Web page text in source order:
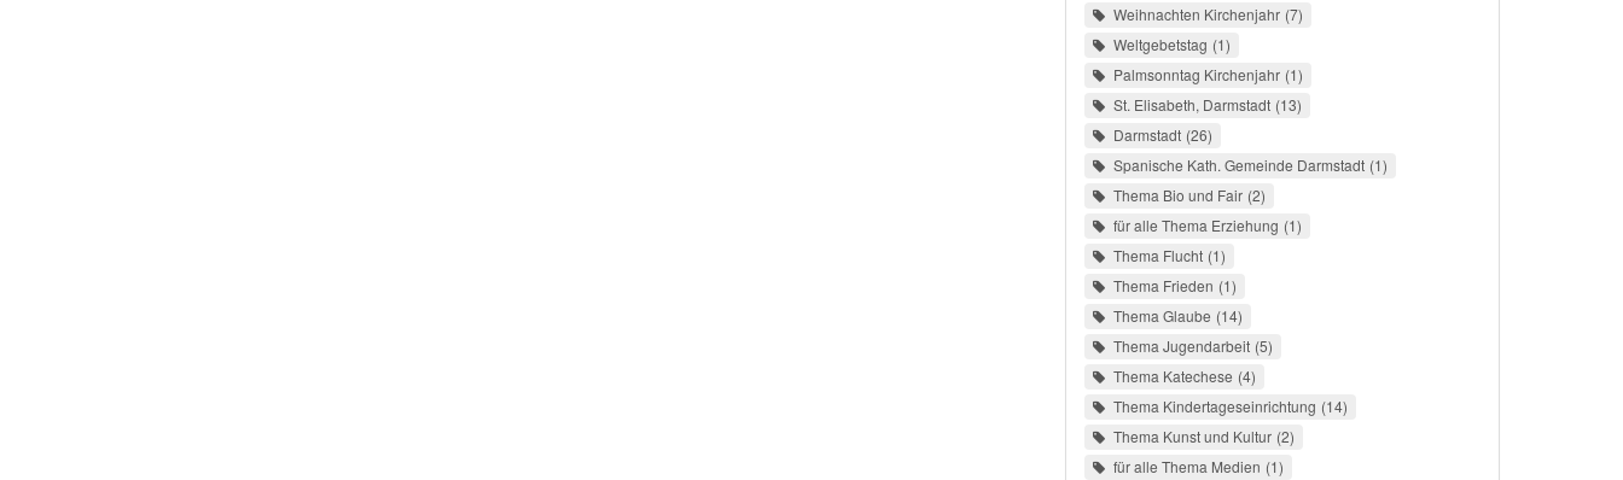
Weihnachten Kirchenjahr 7
Weltgebetstag 1
Palmsonntag Kirchenjahr 1
St. Elisabeth, Darmstadt 13
Darmstadt 26
Spanische Kath. Gemeinde Darmstadt 1
Thema Bio und Fair 2
für alle Thema Erziehung 1
Thema Flucht 1
Thema Frieden 1
Thema Glaube 14
Thema Jugendarbeit 5
Thema Katechese 4
Thema Kindertageseinrichtung 14
Thema Kunst und Kultur 2
für alle Thema Medien 1